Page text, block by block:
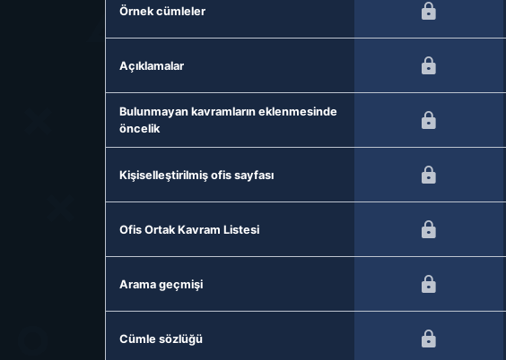
Örnek cümleler
Açıklamalar
Bulunmayan kavramların eklenmesinde
öncelik
Kişiselleştirilmiş ofis sayfası
Ofis Ortak Kavram Listesi
Arama geçmişi
Cümle sözlüğü